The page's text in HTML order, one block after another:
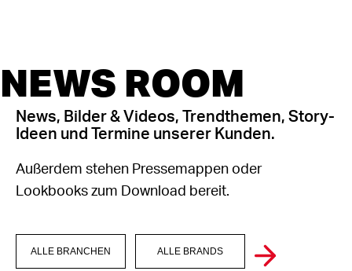
NEWS ROOM
News, Bilder & Videos, Trendthemen, Story-
Ideen und Termine unserer Kunden.
Außerdem stehen Pressemappen oder
Lookbooks zum Download bereit.
ALLE BRANCHEN ALLE BRANDS